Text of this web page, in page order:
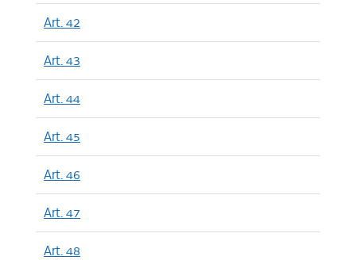
Art. 42
Art. 43
Art. 44
Art. 45
Art. 46
Art. 47
Art. 48